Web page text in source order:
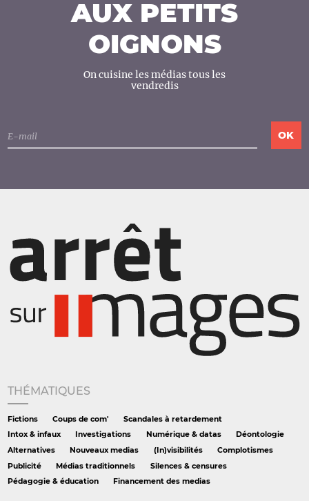
AUX PETITS
OIGNONS
On cuisine les médias tous les
vendredis
THÉMATIQUES
Fictions Coups de com'
Scandales à retardement
Intox & infaux
Investigations Numérique & datas
Déontologie
Alternatives
Nouveaux medias (In)visibilités
Complotismes
Publicité
Médias traditionnels
Silences & censures
Pédagogie & éducation
Financement des medias